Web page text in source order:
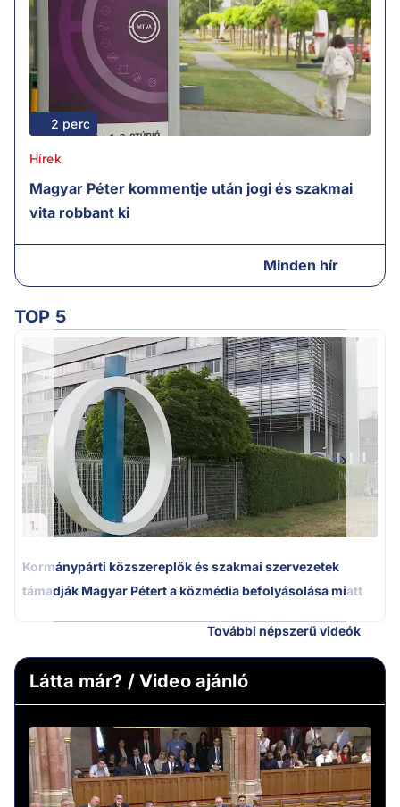
2 perc
Hírek
Magyar Péter kommentje után jogi és szakmai
vita robbant ki
Minden hír
TOP 5
1.
Kormánypárti közszereplők és szakmai szervezetek
támadják Magyar Pétert a közmédia befolyásolása miatt
További népszerű videók
Látta már? / Video ajánló